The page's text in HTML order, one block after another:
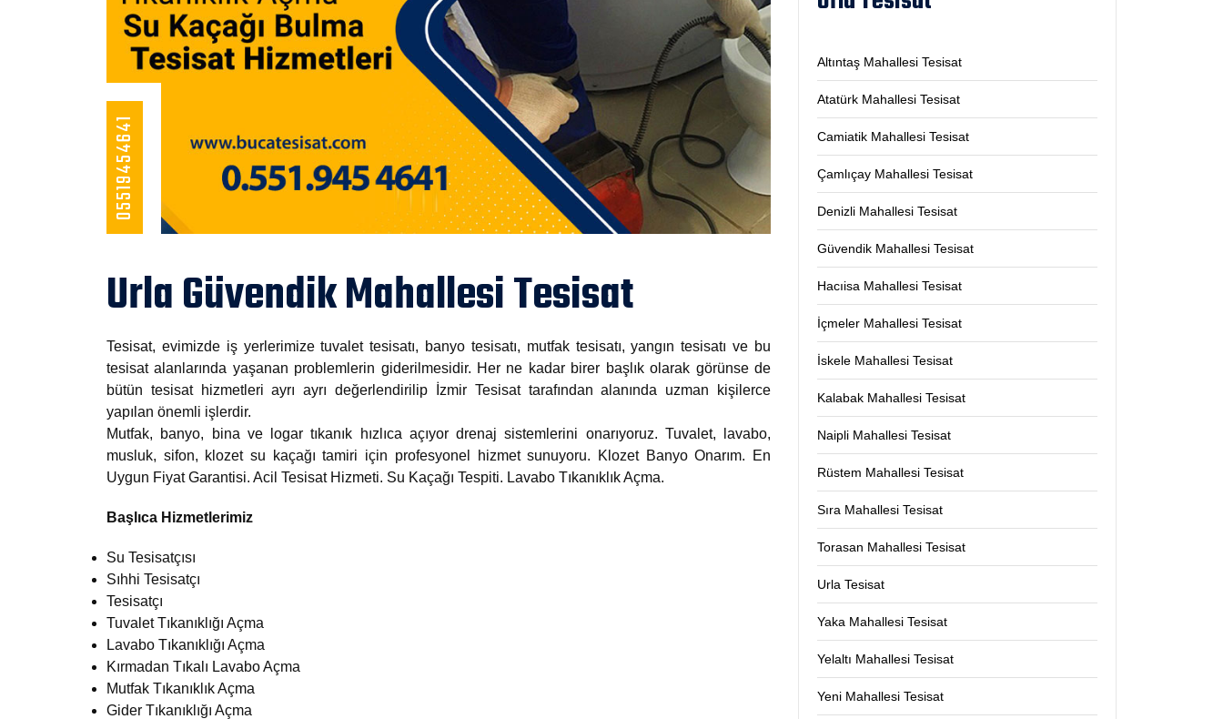
05519454641
Urla Güvendik Mahallesi Tesisat
Tesisat, evimizde iş yerlerimize tuvalet tesisatı, banyo tesisatı, mutfak tesisatı, yangın tesisatı ve bu
tesisat alanlarında yaşanan problemlerin giderilmesidir. Her ne kadar birer başlık olarak görünse de
bütün tesisat hizmetleri ayrı ayrı değerlendirilip İzmir Tesisat tarafından alanında uzman kişilerce
yapılan önemli işlerdir.
Mutfak, banyo, bina ve logar tıkanık hızlıca açıyor drenaj sistemlerini onarıyoruz. Tuvalet, lavabo,
musluk, sifon, klozet su kaçağı tamiri için profesyonel hizmet sunuyoru. Klozet Banyo Onarım. En
Uygun Fiyat Garantisi. Acil Tesisat Hizmeti. Su Kaçağı Tespiti. Lavabo Tıkanıklık Açma.
Başlıca Hizmetlerimiz
Su Tesisatçısı
Sıhhi Tesisatçı
Tesisatçı
Tuvalet Tıkanıklığı Açma
Lavabo Tıkanıklığı Açma
Kırmadan Tıkalı Lavabo Açma
Mutfak Tıkanıklık Açma
Gider Tıkanıklığı Açma
Altıntaş Mahallesi Tesisat
Atatürk Mahallesi Tesisat
Camiatik Mahallesi Tesisat
Çamlıçay Mahallesi Tesisat
Denizli Mahallesi Tesisat
Güvendik Mahallesi Tesisat
Hacıisa Mahallesi Tesisat
İçmeler Mahallesi Tesisat
İskele Mahallesi Tesisat
Kalabak Mahallesi Tesisat
Naipli Mahallesi Tesisat
Rüstem Mahallesi Tesisat
Sıra Mahallesi Tesisat
Torasan Mahallesi Tesisat
Urla Tesisat
Yaka Mahallesi Tesisat
Yelaltı Mahallesi Tesisat
Yeni Mahallesi Tesisat